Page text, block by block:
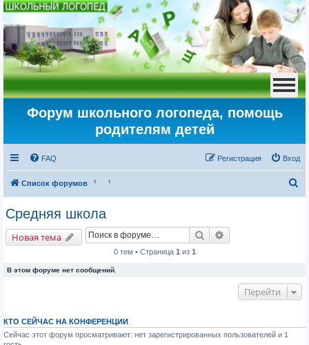
Форум школьного логопеда, помощь
родителям детей
FAQ Вход
Регистрация
Список форумов
о
Средняя школа
Новая тема Поиск
0 тем • Страница 1 из 1
В этом форуме нет сообщений.
Перейти
КТО СЕЙЧАС НА КОНФЕРЕНЦИИ
Сейчас этот форум просматривают: нет зарегистрированных пользователей и 1